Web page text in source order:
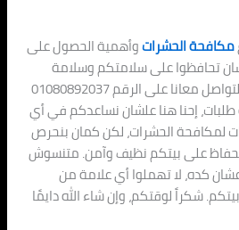
مكافحة الحشراتوأهمية الحصول على
تحافظوا على سلامتكم وسلامة
أولادكم. ما تترددوش في التواصل معانا على الرقم 01080892037
إحنا هنا علشان نساعدكم في أي
الحشرات، لكن كمان بنحرص
على بيتكم نظيف وآمن. متنسوش
كده، لا تهملوا أي علامة من
شكراً لوقتكم، وإن شاء الله دايمًا